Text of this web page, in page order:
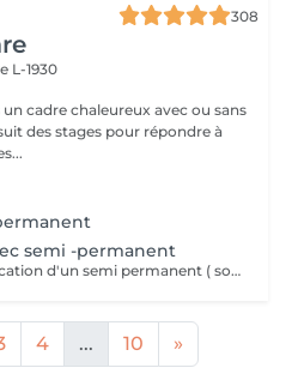
308
L-1930
cadre chaleureux avec ou sans
des stages pour répondre à
semi -permanent
beauté des pieds avec application d'un semi permanent ( soin complet pieds)
4 ... 10 »